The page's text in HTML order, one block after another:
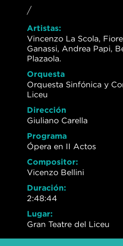
/
Artistas:
Vincenzo La Scola,
Ganassi, Andrea Papi,
Plazaola.
Orquesta
Orquesta Sinfónica y
Liceu
Dirección
Giuliano Carella
Programa
Ópera en II Actos
Compositor:
Vicenzo Bellini
Duración:
2:48:44
Lugar:
Gran Teatre del Liceu